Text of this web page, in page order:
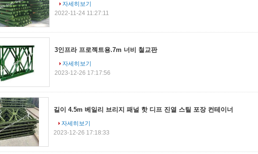
자세히보기
2022-11-24 11:27:11
3인프라 프로젝트용.7m 너비 철교판
자세히보기
2023-12-26 17:17:56
길이 4.5m 베일리 브리지 패널 핫 디프 진열 스틸 포장 컨테이너
자세히보기
2023-12-26 17:18:33